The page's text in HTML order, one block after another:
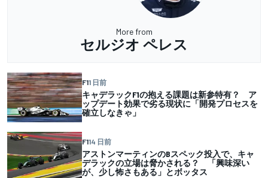
More from
セルジオ ペレス
F11 日前
キャデラックF1の抱える課題は新参特有？ ア
ップデート効果で劣る現状に「開発プロセスを
確立しなきゃ」
F114 日前
アストンマーティンのBスペック投入で、キャ
デラックの立場は脅かされる？ 「興味深い
が、少し怖さもある」とボッタス